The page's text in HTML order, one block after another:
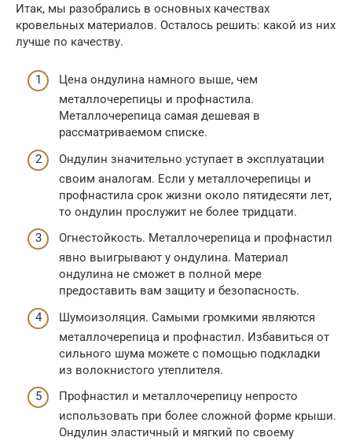
Итак, мы разобрались в основных качествах
кровельных материалов. Осталось решить: какой из них
лучше по качеству.
Цена ондулина намного выше, чем
металлочерепицы и профнастила.
Металлочерепица самая дешевая в
рассматриваемом списке.
Ондулин значительно уступает в эксплуатации
своим аналогам. Если у металлочерепицы и
профнастила срок жизни около пятидесяти лет,
то ондулин прослужит не более тридцати.
Огнестойкость. Металлочерепица и профнастил
явно выигрывают у ондулина. Материал
ондулина не сможет в полной мере
предоставить вам защиту и безопасность.
Шумоизоляция. Самыми громкими являются
металлочерепица и профнастил. Избавиться от
сильного шума можете с помощью подкладки
из волокнистого утеплителя.
Профнастил и металлочерепицу непросто
использовать при более сложной форме крыши.
Ондулин эластичный и мягкий по своему